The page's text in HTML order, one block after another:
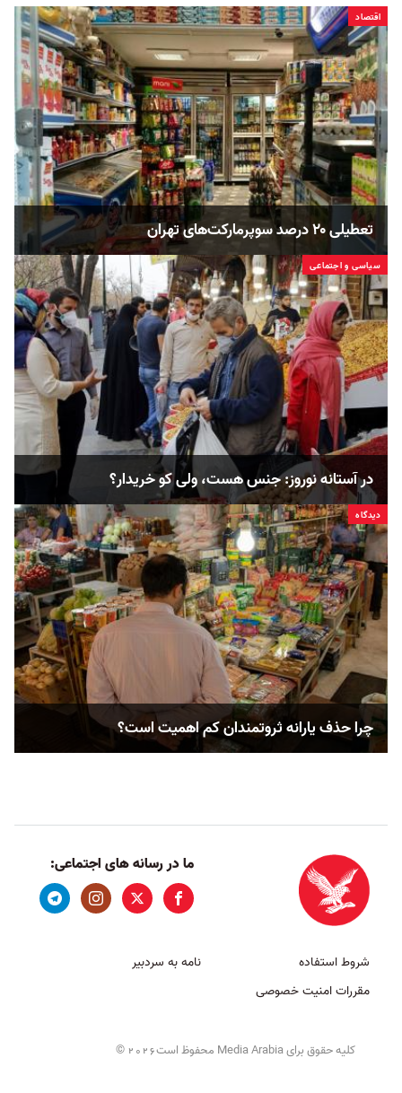
اقتصاد
تعطیلی ۲۰ درصد سوپرمارکت‌های تهران
سیاسی و اجتماعی
در آستانه نوروز: جنس هست، ولی کو خریدار؟
دیدگاه
چرا حذف یارانه ثروتمندان کم اهمیت است؟
ما در رسانه های اجتماعی:
شروط استفاده
مقررات امنیت خصوصی
نامه به سردبیر
کلیه حقوق برای Media Arabia محفوظ است 2026
©